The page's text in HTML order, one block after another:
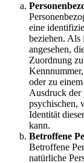
eine
beziehen. Als
angesehen,
Zuordnung
oder zu
Ausdruck der
psychischen,
Identität
kann.
Betroffene
Betroffene
natürliche